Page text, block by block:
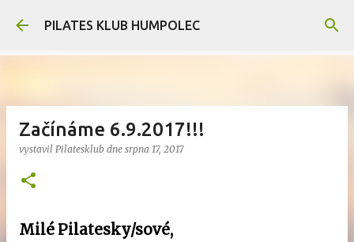
Přeskočit na hlavní obsah
PILATES KLUB HUMPOLEC
Začínáme 6.9.2017!!!
vystavil Pilatesklub dne srpna 17, 2017
Milé Pilatesky/sové,